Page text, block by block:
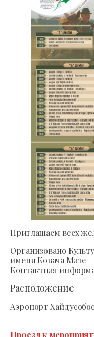
Приглашаем всех
Организовано
имени Ковача Мате
Контактная
Расположение
Аэропорт
Проезд к